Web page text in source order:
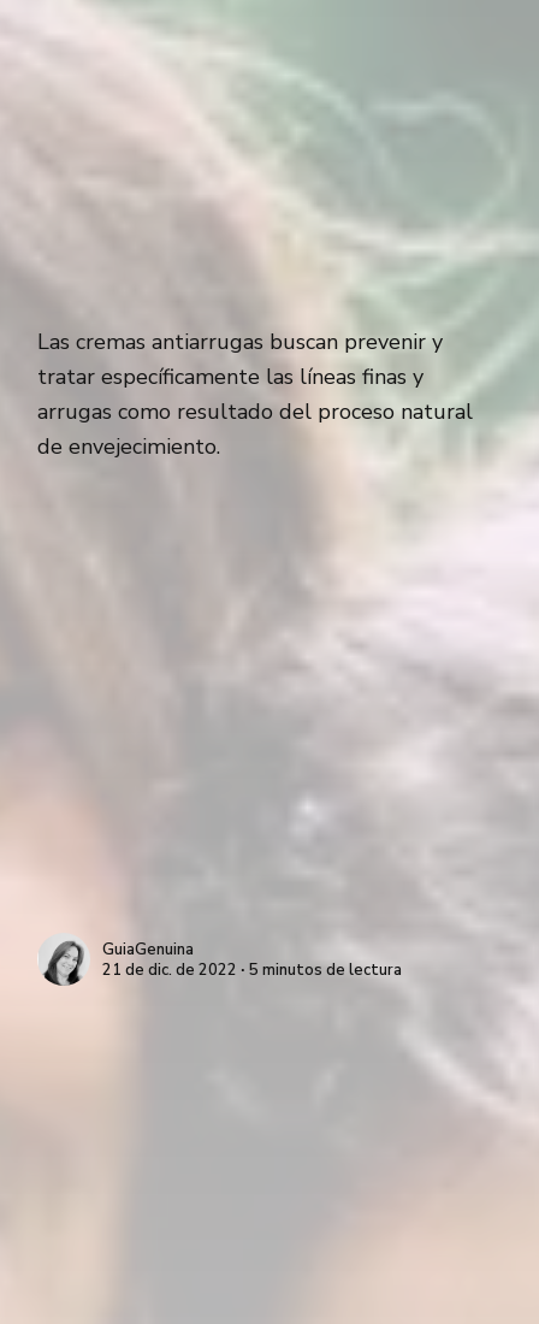
Las cremas antiarrugas buscan prevenir y
tratar específicamente las líneas finas y
arrugas como resultado del proceso natural
de envejecimiento.
GuiaGenuina
21 de dic. de 2022 ∙ 5 minutos de lectura